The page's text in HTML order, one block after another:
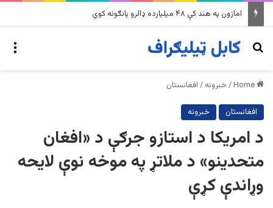
په وینزویلا کې زورورو زلزلو پراخ زیانونه اړولي
Search for
/خبرونه / افغانستان
افغانستان خبرونه
د امریکا د استازو جرګې د «افغان
متحدینو» د ملاتړ په موخه نوې لایحه
وړاندې کړې